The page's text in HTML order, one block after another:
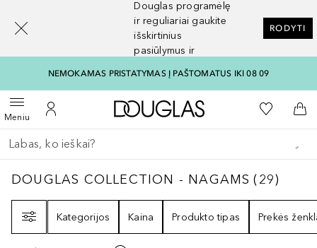
Douglas programėlę
ir reguliariai gaukite
išskirtinius
pasiūlymus ir
RODYTI
NEMOKAMAS PRISTATYMAS Į PAŠTOMATUS IKI 08 09
MeniuAtidaryti meniuĮ mano paskyrą
Į Douglas pagrindinį
Į mano
Į
Grįžk atgal
Vykdykite paiešką
DOUGLAS COLLECTION - NAGAMS29
DOUGLAS COLLECTION - NAGAMS (29)
Kategorijos
Kaina Produkto tipas Prekės
[navigation.slideout.screenreader]